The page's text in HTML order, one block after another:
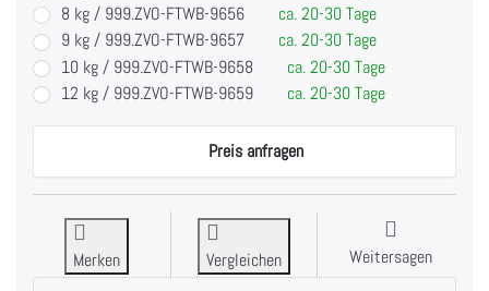
8 kg / 999.ZVO-FTWB-9656
ca. 20-30 Tage
9 kg / 999.ZVO-FTWB-9657
ca. 20-30 Tage
10 kg / 999.ZVO-FTWB-9658
ca. 20-30 Tage
12 kg / 999.ZVO-FTWB-9659
ca. 20-30 Tage
Preis anfragen
Merken Vergleichen Weitersagen